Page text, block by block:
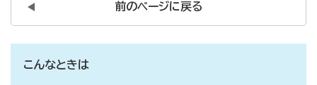
前のページに戻る
こんなときは